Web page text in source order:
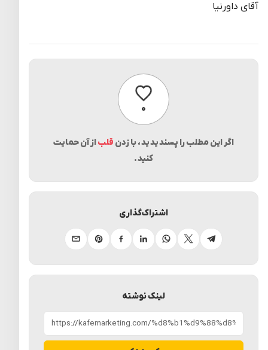
آقای داورنیا
۰پسندیدن
اگر این مطلب را پسندیدید، با زدن قلباز آن حمایت
کنید.
لینک نوشته
اشتراک‌گذاری
تلگرام ایکسواتساپلینکدینفیسبوکپینترستایمیل